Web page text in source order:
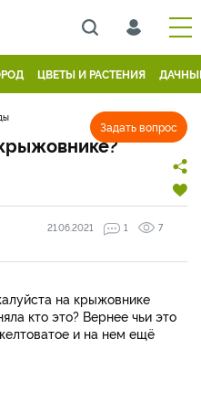
ЦВЕТЫ И РАСТЕНИЯ
Задать вопрос
21.06.2021 1 7
на крыжовнике
кто это? Вернее чьи это
и на нем ещё